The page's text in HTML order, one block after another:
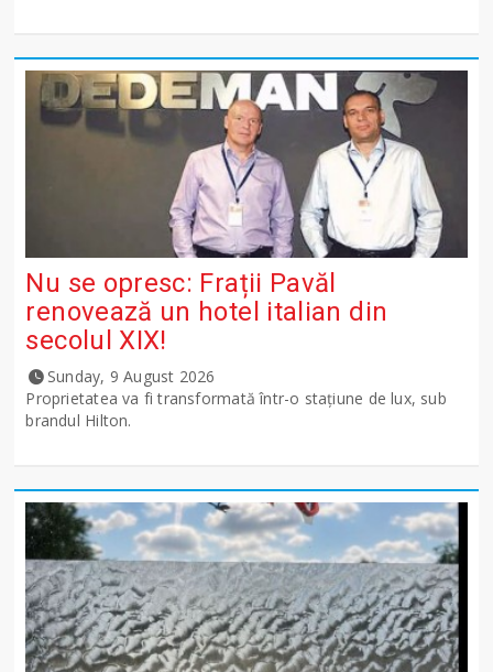
Nu se opresc: Frații Pavăl
renovează un hotel italian din
secolul XIX!
Sunday, 9 August 2026
Proprietatea va fi transformată într-o stațiune de lux, sub
brandul Hilton.